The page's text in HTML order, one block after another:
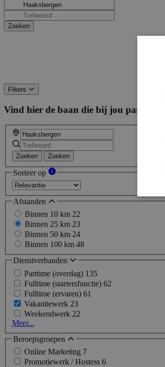
Filters
Vind hier de baan die bij jou past
Zoeken Zoeken
Sorteer op
Afstanden
Binnen 10 km 22
Binnen 25 km 23
Binnen 50 km 24
Binnen 100 km 48
Dienstverbanden
Parttime (overdag) 135
Fulltime (startersfunctie) 62
Fulltime (ervaren) 61
Vakantiewerk 23
Weekendwerk 22
Meer...
Beroepsgroepen
Online Marketing 7
Promotiewerk / Hostess 6